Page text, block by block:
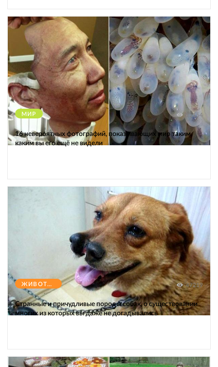
МИР 12154
16 невероятных фотографий, показывающих мир таким,
каким вы его ещё не видели
ЖИВОТНЫЕ 47219
Странные и причудливые породы собак, о существовании
многих из которых вы даже не догадывались